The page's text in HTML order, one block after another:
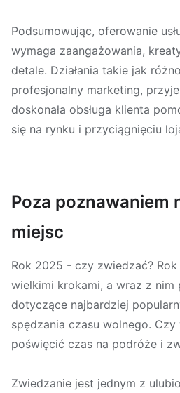
Podsumowując, oferowanie
wymaga zaangażowania,
detale. Działania takie jak
profesjonalny marketing,
doskonała obsługa klienta
się na rynku i przyciągnięciu
Poza poznawaniem
miejsc
Rok 2025 - czy zwiedzać?
wielkimi krokami, a wraz z nim
dotyczące najbardziej
spędzania czasu wolnego.
poświęcić czas na podróże i
Zwiedzanie jest jednym z